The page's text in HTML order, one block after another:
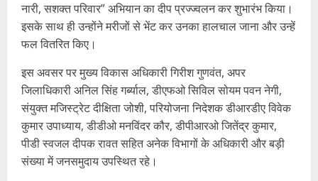
नारी, सशक्त परिवार” अभियान का दीप प्रज्ज्वलन कर शुभारंभ किया।
इसके साथ ही उन्होंने मरीजों से भेंट कर उनका हालचाल जाना और उन्हें
फल वितरित किए।
इस अवसर पर मुख्य विकास अधिकारी गिरीश गुणवंत, अपर
जिलाधिकारी अनिल सिंह गर्ब्याल, डीएफओ सिविल सोयम पवन नेगी,
संयुक्त मजिस्ट्रेट दीक्षिता जोशी, परियोजना निदेशक डीआरडीए विवेक
कुमार उपाध्याय, डीडीओ मनविंदर कौर, डीपीआरओ जितेंद्र कुमार,
पीडी स्वजल दीपक रावत सहित अनेक विभागों के अधिकारी और बड़ी
संख्या में जनसमुदाय उपस्थित रहे।